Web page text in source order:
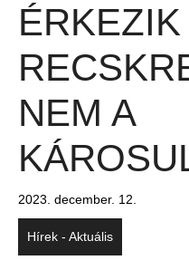
ÉRKEZIK
NEM A
2023. december. 12.
Hírek - Aktuális